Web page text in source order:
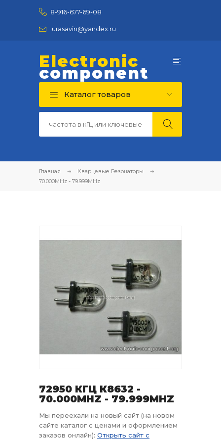
8-916-677-69-08
urasavin@yandex.ru
Electronic
component
Каталог товаров
Главная
Кварцевые Резонаторы
70.000MHz - 79.999MHz
72950 КГЦ К8632 -
70.000MHZ - 79.999MHZ
Мы переехали на новый сайт (на новом
сайте каталог с ценами и оформлением
заказов онлайн): Открыть сайт с